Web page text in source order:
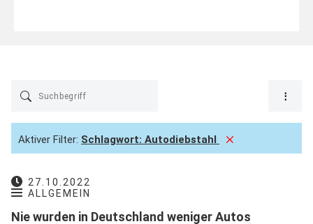
Aktiver Filter: Schlagwort: Autodiebstahl
27.10.2022
ALLGEMEIN
Nie wurden in Deutschland weniger Autos